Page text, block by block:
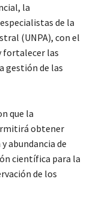
la
de la
(UNPA), con el
fortalecer las
gestión de las
que la
obtener
abundancia de
científica para la
de los